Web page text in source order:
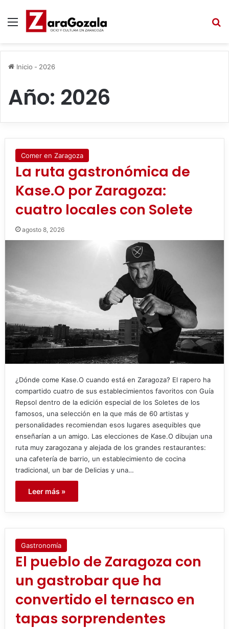
Menú
Inicio - 2026
Año: 2026
Comer en Zaragoza
La ruta gastronómica de
Kase.O por Zaragoza:
cuatro locales con Solete
agosto 8, 2026
¿Dónde come Kase.O cuando está en Zaragoza? El rapero ha
compartido cuatro de sus establecimientos favoritos con Guía
Repsol dentro de la edición especial de los Soletes de los
famosos, una selección en la que más de 60 artistas y
personalidades recomiendan esos lugares asequibles que
enseñarían a un amigo. Las elecciones de Kase.O dibujan una
ruta muy zaragozana y alejada de los grandes restaurantes:
una cafetería de barrio, un establecimiento de cocina
tradicional, un bar de Delicias y una…
Leer más »
Gastronomía
El pueblo de Zaragoza con
un gastrobar que ha
convertido el ternasco en
tapas sorprendentes